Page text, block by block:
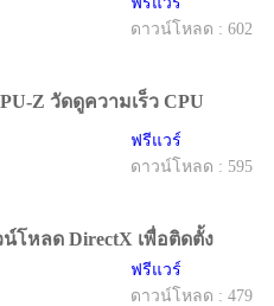
ดาวน์โหลด : 602
Z วัดดูความเร็ว CPU
ฟรีแวร์
ดาวน์โหลด : 595
โหลด DirectX เพื่อติดตั้ง
ฟรีแวร์
ดาวน์โหลด : 479